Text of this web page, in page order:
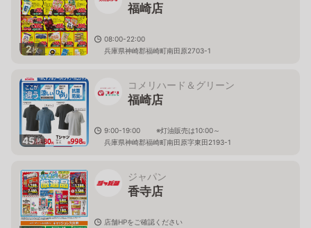
2枚
福崎店
08:00-22:00
兵庫県神崎郡福崎町南田原2703-1
45枚
コメリハード＆グリーン
福崎店
9:00-19:00 ※灯油販売は10:00～
兵庫県神崎郡福崎町南田原字東田2193-1
ジャパン
香寺店
店舗HPをご確認ください